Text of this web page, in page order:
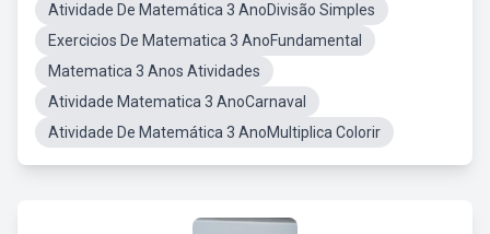
Atividade De Matemática 3 AnoDivisão Simples
Exercicios De Matematica 3 AnoFundamental
Matematica 3 Anos Atividades
Atividade Matematica 3 AnoCarnaval
Atividade De Matemática 3 AnoMultiplica Colorir